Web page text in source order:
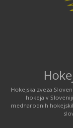
Hokejska zveza
hokeja v
mednarodnih